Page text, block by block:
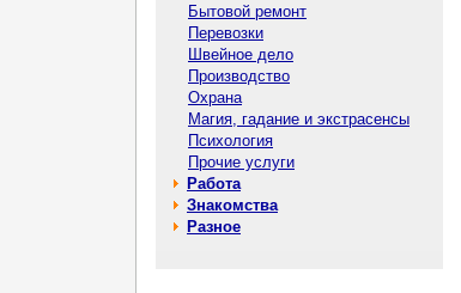
Бытовой ремонт
Перевозки
Швейное дело
Производство
Охрана
Магия, гадание и экстрасенсы
Психология
Прочие услуги
Работа
Знакомства
Разное